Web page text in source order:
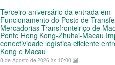
Terceiro aniversário da entrada em
Funcionamento do Posto de
Mercadorias Transfronteiriço de
Ponte Hong Kong-Zhuhai-Macau
conectividade logística eficiente
Kong e Macau
8 de Agosto de 2026 às 10:00